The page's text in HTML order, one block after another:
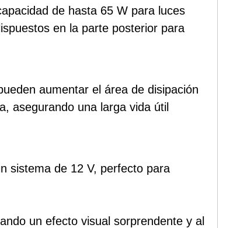
de hasta 65 W para luces
en la parte posterior para
aumentar el área de disipación
asegurando una larga vida útil
sistema de 12 V, perfecto para
un efecto visual sorprendente y al